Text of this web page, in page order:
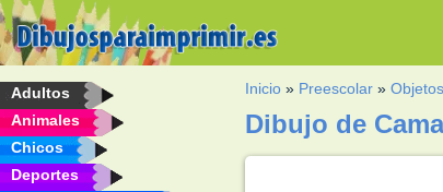
Adultos
Animales
Chicos
Deportes
Inicio » Preescolar »Objetos
Dibujo de